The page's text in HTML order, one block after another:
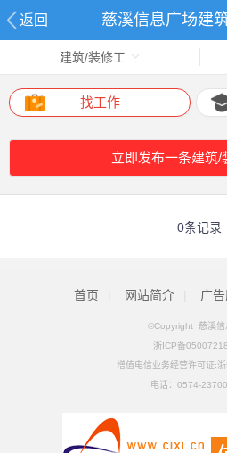
返回 慈溪信息广场建
建筑/装修工
找工作
立即发布一条建筑/
0条记录
首页 网站简介 广
©Copyright 慈溪信
浙ICP备
增值电信业务经营许可证:
电话： 0574-